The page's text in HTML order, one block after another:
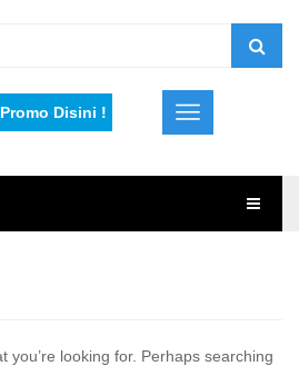
Disini !
you’re looking for. Perhaps searching